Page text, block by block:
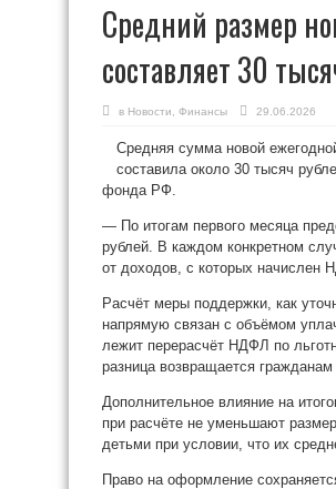
Средний размер
составляет 30
в Новости Финансы 29.06.2026
Средняя сумма новой
составила около 30 тысяч
фонда РФ.
— По итогам первого месяца
рублей. В каждом конкретном
от доходов, с которых
Расчёт меры поддержки, как
напрямую связан с объёмом
лежит перерасчёт НДФЛ по
разница возвращается
Дополнительное влияние на
при расчёте не уменьшают
детьми при условии, что их
Право на оформление